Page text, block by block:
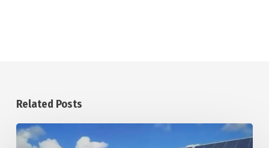
Related Posts
Arriba